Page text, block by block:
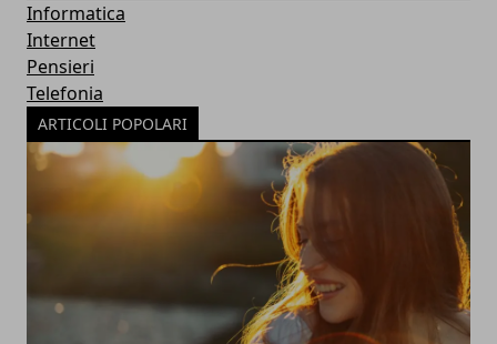
Informatica
Internet
Pensieri
Telefonia
ARTICOLI POPOLARI